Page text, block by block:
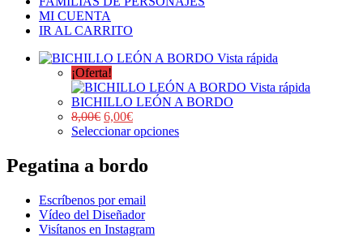
MI CUENTA
IR AL CARRITO
Vista rápida
¡Oferta!
Vista rápida
BICHILLO LEÓN A BORDO
8,00€ 6,00€
Seleccionar opciones
Pegatina a bordo
Escríbenos por email
Vídeo del Diseñador
Visítanos en Instagram